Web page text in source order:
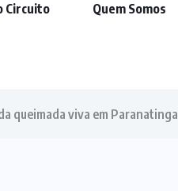
Circuito Quem Somos
queimada viva em Paranatinga